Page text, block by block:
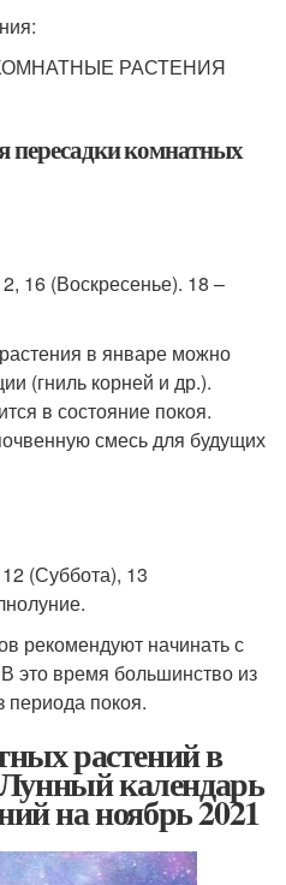
РАСТЕНИЯ
пересадки комнатных
16 (Воскресенье). 18 –
в январе можно
(гниль корней и др.).
в состояние покоя.
смесь для будущих
(Суббота), 13
рекомендуют начинать с
это время большинство из
периода покоя.
растений в
Лунный календарь
на ноябрь 2021